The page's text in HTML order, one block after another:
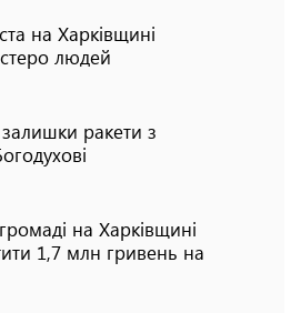
на Харківщині
людей
ракети з
на Харківщині
1,7 млн гривень на